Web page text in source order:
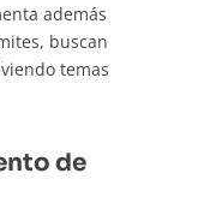
además
buscan
temas
de